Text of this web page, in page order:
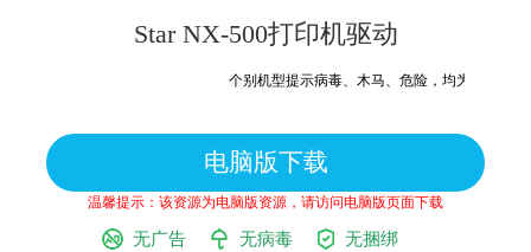
Star NX-500打印机驱动
个别机型提示病毒、木马、危险，均为误报可放心
电脑版下载
温馨提示：该资源为电脑版资源，请访问电脑版页面下载
无广告 无病毒 无捆绑